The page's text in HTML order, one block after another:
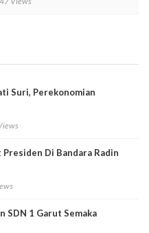
Suri, Perekonomian
Di Bandara Radin
SDN 1 Garut Semaka